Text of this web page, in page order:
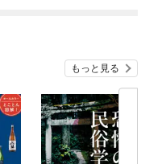
もっと見る